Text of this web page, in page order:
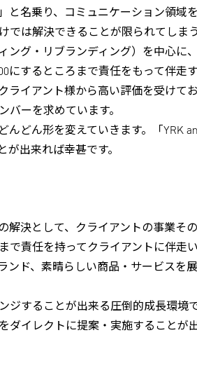
名乗り、コミュニケーション領
では解決できることが限られてし
ング・リブランディング）を中心
にするところまで責任をもって伴走
イアント様から高い評価を受け
ーを求めています。
どん形を変えていきます。「YRK
出来れば幸甚です。
解決として、クライアントの事業そ
で責任を持ってクライアントに伴
ンド、素晴らしい商品・サービス
ジすることが出来る圧倒的成長環境
ダイレクトに提案・実施することが